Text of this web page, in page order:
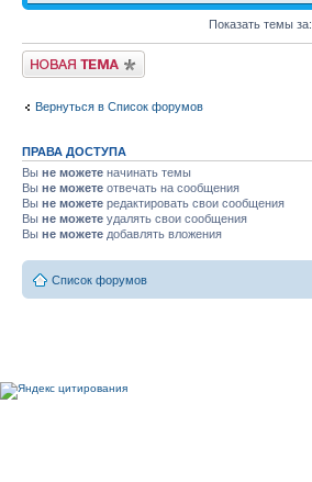
Показать темы за:
Новая тема
Вернуться в Список форумов
ПРАВА ДОСТУПА
Вы не можете начинать темы
Вы не можете отвечать на сообщения
Вы не можете редактировать свои сообщения
Вы не можете удалять свои сообщения
Вы не можете добавлять вложения
Список форумов